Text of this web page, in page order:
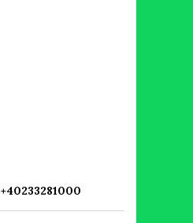
+40233281000